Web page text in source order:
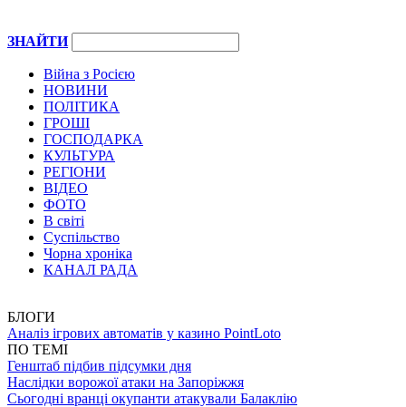
ЗНАЙТИ
Війна з Росією
НОВИНИ
ПОЛІТИКА
ГРОШІ
ГОСПОДАРКА
КУЛЬТУРА
РЕГІОНИ
ВІДЕО
ФОТО
В світі
Суспільство
Чорна хроніка
КАНАЛ РАДА
БЛОГИ
Аналіз ігрових автоматів у казино PointLoto
ПО ТЕМІ
Генштаб підбив підсумки дня
Наслідки ворожої атаки на Запоріжжя
Сьогодні вранці окупанти атакували Балаклію